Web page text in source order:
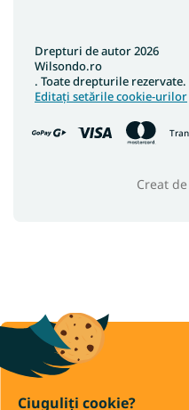
Ciuguliți cookie?
Creat
Drepturi de autor 2026
Wilsondo.ro
. Toate drepturile rezervate.
Editați setările cookie-urilor